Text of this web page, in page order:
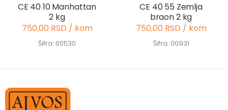
CE 40 10 Manhattan
2 kg
750,00 RSD / kom
Šifra: 00530
CE 40 55 Zemlja
braon 2 kg
750,00 RSD / kom
Šifra: 00931